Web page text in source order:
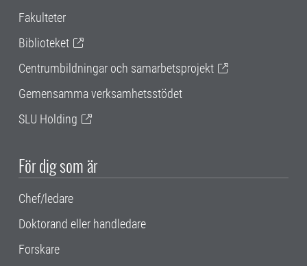
Fakulteter
Biblioteket
Centrumbildningar och samarbetsprojekt
Gemensamma verksamhetsstödet
SLU Holding
För dig som är
Chef/ledare
Doktorand eller handledare
Forskare